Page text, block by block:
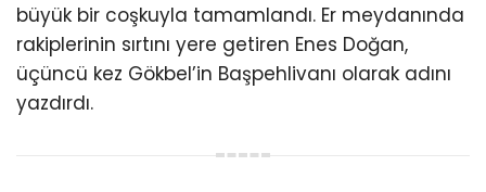
büyük bir coşkuyla tamamlandı. Er meydanında
rakiplerinin sırtını yere getiren Enes Doğan,
üçüncü kez Gökbel’in Başpehlivanı olarak adını
yazdırdı.